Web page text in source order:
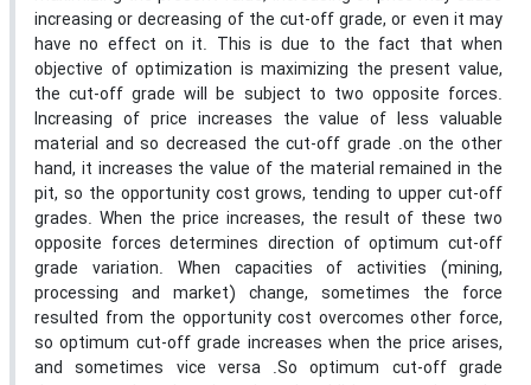
increasing or decreasing of the cut-off grade, or even it may
have no effect on it. This is due to the fact that when
objective of optimization is maximizing the present value,
the cut-off grade will be subject to two opposite forces.
Increasing of price increases the value of less valuable
material and so decreased the cut-off grade .on the other
hand, it increases the value of the material remained in the
pit, so the opportunity cost grows, tending to upper cut-off
grades. When the price increases, the result of these two
opposite forces determines direction of optimum cut-off
grade variation. When capacities of activities (mining,
processing and market) change, sometimes the force
resulted from the opportunity cost overcomes other force,
so optimum cut-off grade increases when the price arises,
and sometimes vice versa .So optimum cut-off grade